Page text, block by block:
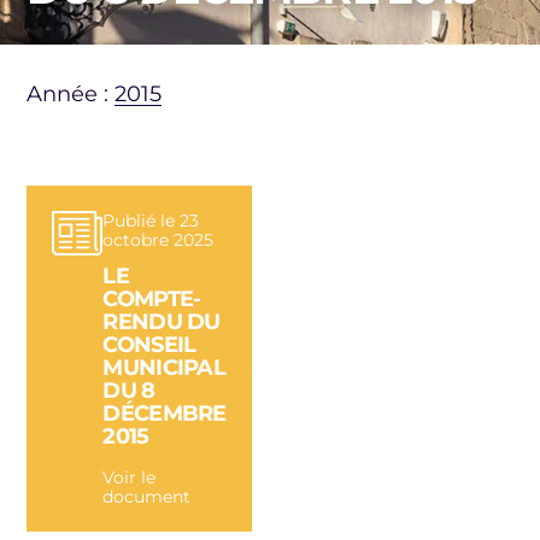
Année :2015
Publié le 23
octobre 2025
LE
COMPTE-
RENDU DU
CONSEIL
MUNICIPAL
DU 8
DÉCEMBRE
2015
Voir le
document